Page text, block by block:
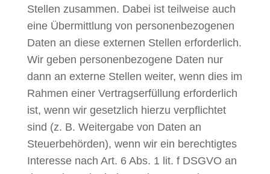
Stellen zusammen. Dabei ist teilweise auch
eine Übermittlung von personenbezogenen
Daten an diese externen Stellen erforderlich.
Wir geben personenbezogene Daten nur
dann an externe Stellen weiter, wenn dies im
Rahmen einer Vertragserfüllung erforderlich
ist, wenn wir gesetzlich hierzu verpflichtet
sind (z. B. Weitergabe von Daten an
Steuerbehörden), wenn wir ein berechtigtes
Interesse nach Art. 6 Abs. 1 lit. f DSGVO an